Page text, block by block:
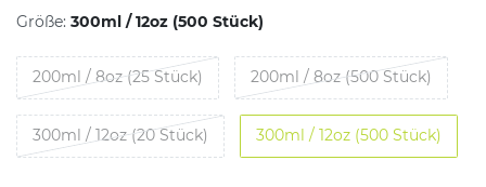
Größe: 300ml / 12oz (500 Stück)
200ml / 8oz (25 Stück) 200ml / 8oz (500 Stück)
300ml / 12oz (20 Stück) 300ml / 12oz (500 Stück)